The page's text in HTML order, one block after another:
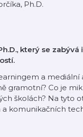
Ph.D.
který se
a
gramotní? Co je
školách? Na tyto
komunikačních